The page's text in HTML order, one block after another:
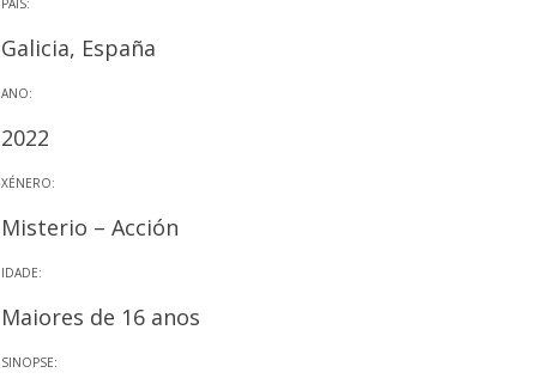
PAÍS:
Galicia, España
ANO:
2022
XÉNERO:
Misterio – Acción
IDADE:
Maiores de 16 anos
SINOPSE: